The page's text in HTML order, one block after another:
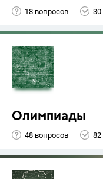
18 вопросов 30
Олимпиады
48 вопросов 82